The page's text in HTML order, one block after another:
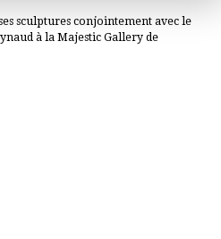
sculptures conjointement avec le
à la Majestic Gallery de